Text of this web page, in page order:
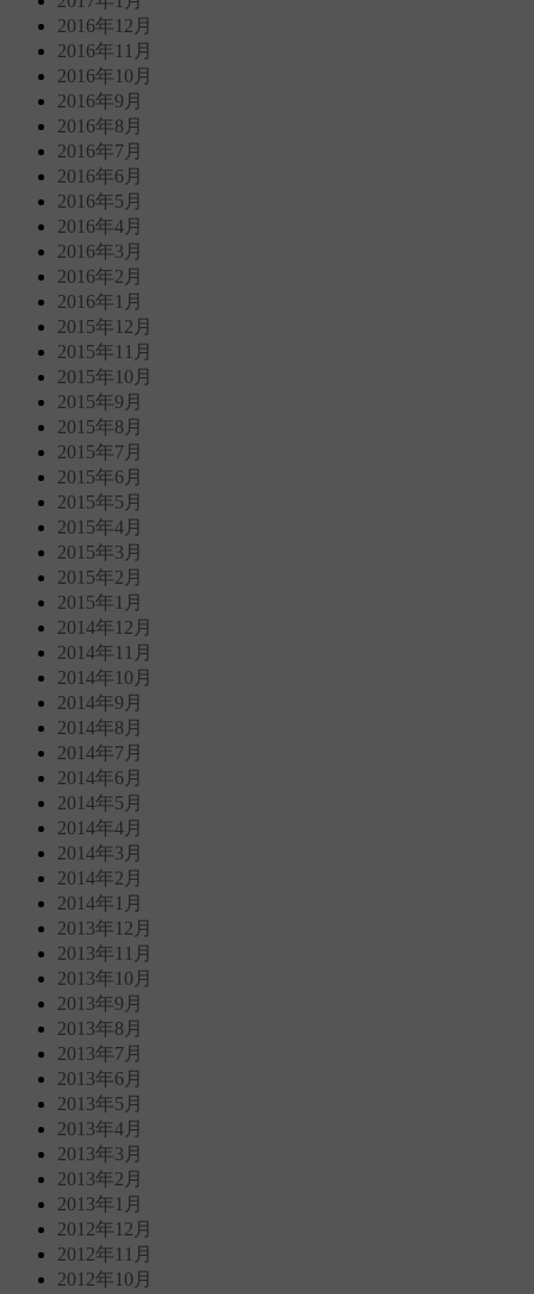
2016年12月
2016年11月
2016年10月
2016年9月
2016年8月
2016年7月
2016年6月
2016年5月
2016年4月
2016年3月
2016年2月
2016年1月
2015年12月
2015年11月
2015年10月
2015年9月
2015年8月
2015年7月
2015年6月
2015年5月
2015年4月
2015年3月
2015年2月
2015年1月
2014年12月
2014年11月
2014年10月
2014年9月
2014年8月
2014年7月
2014年6月
2014年5月
2014年4月
2014年3月
2014年2月
2014年1月
2013年12月
2013年11月
2013年10月
2013年9月
2013年8月
2013年7月
2013年6月
2013年5月
2013年4月
2013年3月
2013年2月
2013年1月
2012年12月
2012年11月
2012年10月